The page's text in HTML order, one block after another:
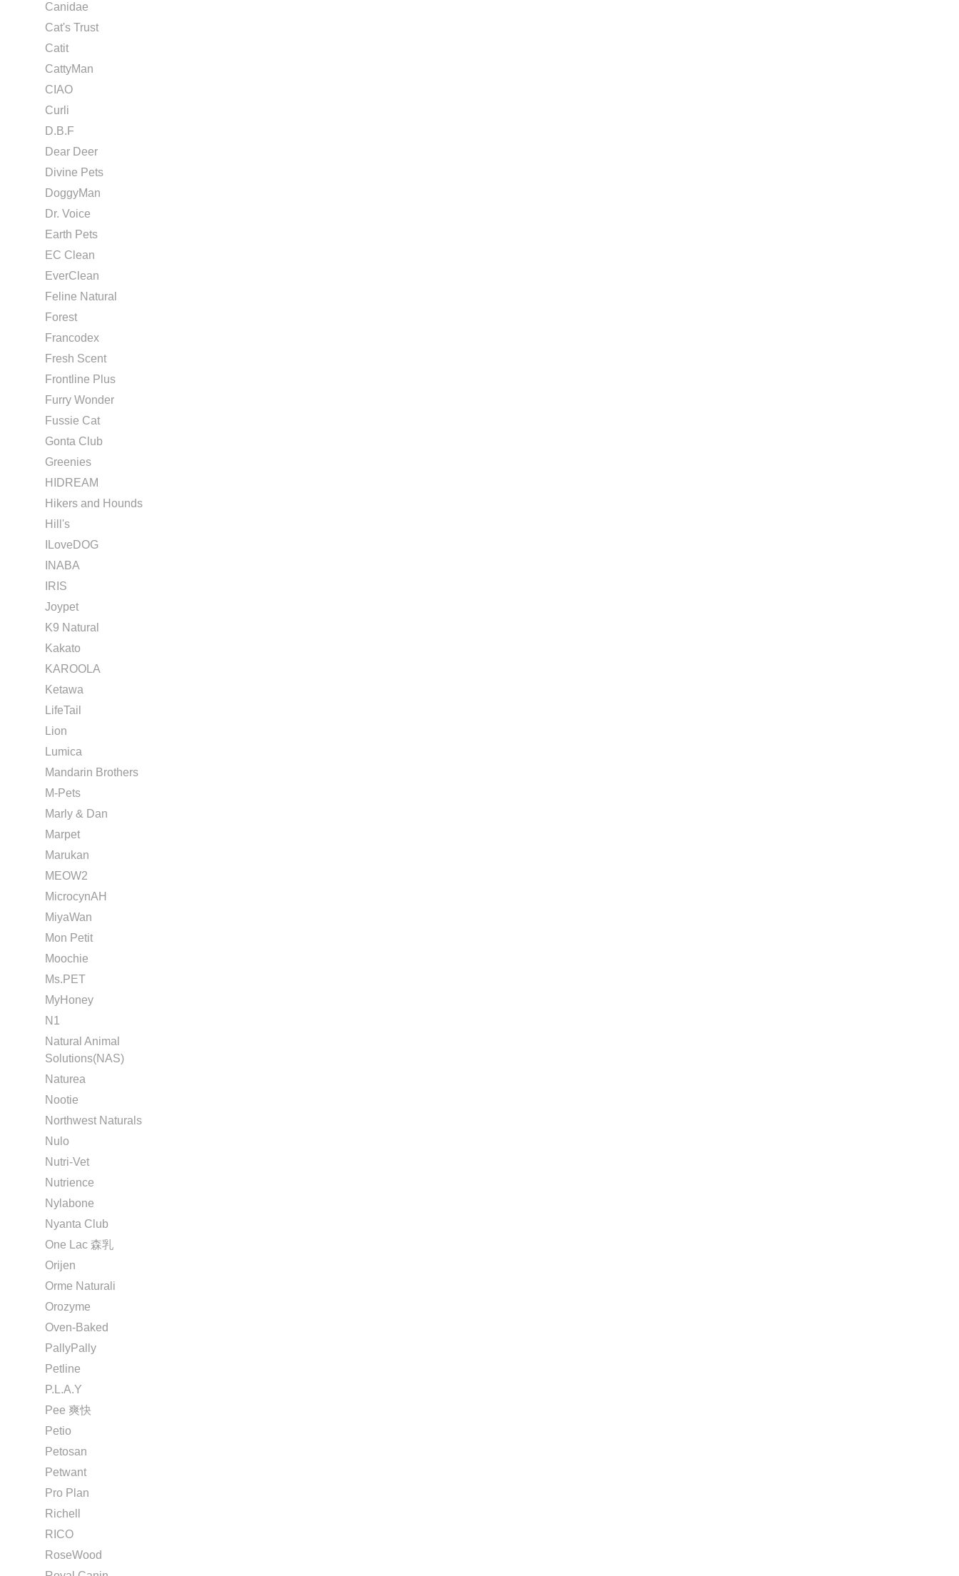
Canidae
Cat's Trust
Catit
CattyMan
CIAO
Curli
D.B.F
Dear Deer
Divine Pets
DoggyMan
Dr. Voice
Earth Pets
EC Clean
EverClean
Feline Natural
Forest
Francodex
Fresh Scent
Frontline Plus
Furry Wonder
Fussie Cat
Gonta Club
Greenies
HIDREAM
Hikers and Hounds
Hill's
ILoveDOG
INABA
IRIS
Joypet
K9 Natural
Kakato
KAROOLA
Ketawa
LifeTail
Lion
Lumica
Mandarin Brothers
M-Pets
Marly & Dan
Marpet
Marukan
MEOW2
MicrocynAH
MiyaWan
Mon Petit
Moochie
Ms.PET
MyHoney
N1
Natural Animal
Solutions(NAS)
Naturea
Nootie
Northwest Naturals
Nulo
Nutri-Vet
Nutrience
Nylabone
Nyanta Club
One Lac 森乳
Orijen
Orme Naturali
Orozyme
Oven-Baked
PallyPally
Petline
P.L.A.Y
Pee 爽快
Petio
Petosan
Petwant
Pro Plan
Richell
RICO
RoseWood